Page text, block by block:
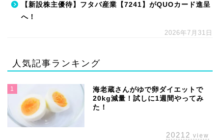
【新設株主優待】フタバ産業【7241】がQUOカード進呈
へ！
2026年7月31日
人気記事ランキング
1
海老蔵さんがゆで卵ダイエットで
20kg減量！試しに1週間やってみ
た！
20212 view